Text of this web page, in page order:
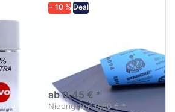
− 10 % Deal
diversen Körnungen
Nass-Schleifpapier zur nass
und trocken anwendung
ab 0,45 € *
Niedrigster:0,50 € *